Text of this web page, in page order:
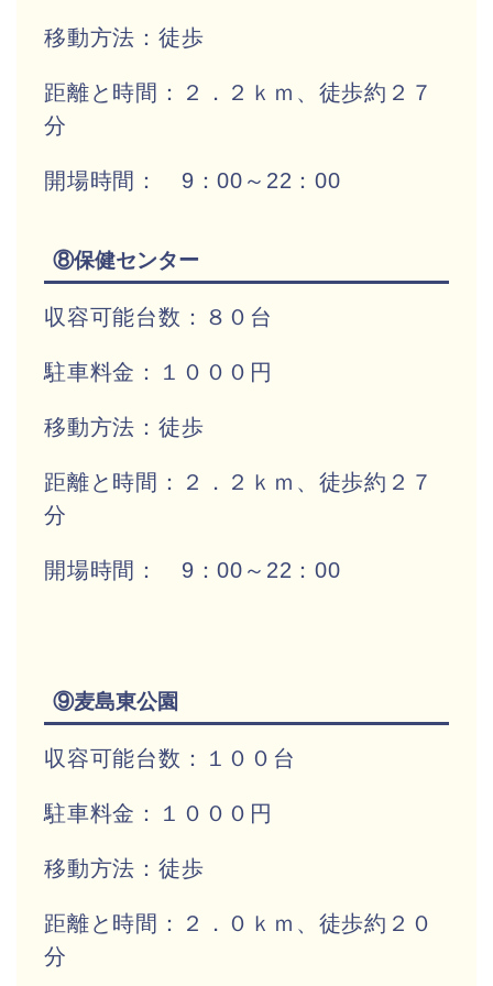
移動方法：徒歩
距離と時間：２．２ｋｍ、徒歩約２７
分
開場時間： 9：00～22：00
⑧保健センター
収容可能台数：８０台
駐車料金：１０００円
移動方法：徒歩
距離と時間：２．２ｋｍ、徒歩約２７
分
開場時間： 9：00～22：00
⑨麦島東公園
収容可能台数：１００台
駐車料金：１０００円
移動方法：徒歩
距離と時間：２．０ｋｍ、徒歩約２０
分